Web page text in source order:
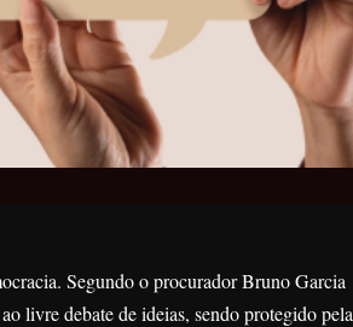
Segundo o procuradorBruno Garcia
livre debate de ideias, sendo protegido pela